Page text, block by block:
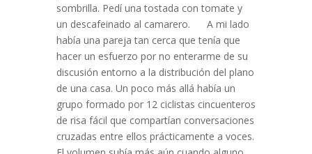
sombrilla. Pedí una tostada con tomate y
un descafeinado al camarero. A mi lado
había una pareja tan cerca que tenía que
hacer un esfuerzo por no enterarme de su
discusión entorno a la distribución del plano
de una casa. Un poco más allá había un
grupo formado por 12 ciclistas cincuenteros
de risa fácil que compartían conversaciones
cruzadas entre ellos prácticamente a voces.